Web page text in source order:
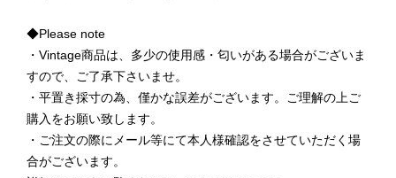
◆Please note
・Vintage商品は、多少の使用感・匂いがある場合がございま
すので、ご了承下さいませ。
・平置き採寸の為、僅かな誤差がございます。ご理解の上ご
購入をお願い致します。
・ご注文の際にメール等にて本人様確認をさせていただく場
合がございます。